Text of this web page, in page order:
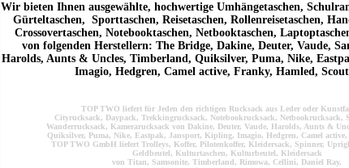
Wir bieten Ihnen ausgewählte, hochwertige Umhängetaschen,
Gürteltaschen, Sporttaschen, Reisetaschen, Rollenreisetaschen,
Crossovertaschen, Notebooktaschen, Netbooktaschen,
von folgenden Herstellern: The Bridge, Dakine, Deuter, Vaude,
Harolds, Aunts & Uncles, Timberland, Quiksilver, Puma, Nike,
Imagio, Hedgren, Camel active, Franky, Hamled,
TOP TWO liefert für Jeden den richtigen Rucksack aus Leder oder
Cityrucksack, Daypack, Trekkingrucksack, Notebookrucksack, Netbookrucksack,
Wanderrucksack, Kamerarucksack von Dakine, Deuter, Vaude, Harolds, Aunts &
Quiksilver, Puma, Nike, Eastpak, Jansport, Kipling, Imagio, Hedgren, Camel active,
TOP TWO GmbH liefert Trolleys, Koffer, Pilotenkoffer, Kleidersack, Spinner,
Geldbeutel, Kulturtaschen, Kulturbeutel, Kleidersack
von Titan, Samsonite, Timberland, Rimowa, Cellini, Daniel Ray,